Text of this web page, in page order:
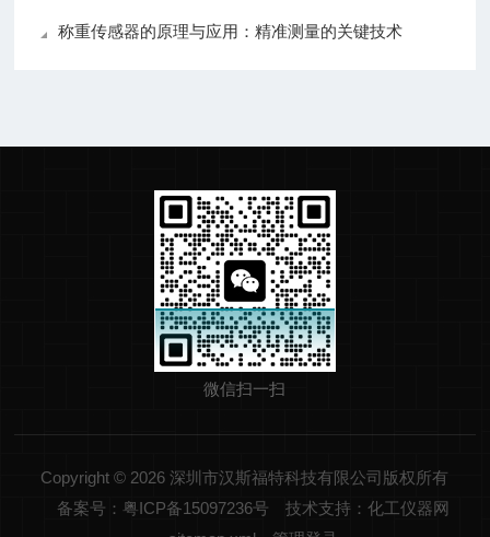
称重传感器的原理与应用：精准测量的关键技术
微信扫一扫
Copyright © 2026 深圳市汉斯福特科技有限公司版权所有
备案号：粤ICP备15097236号
技术支持：化工仪器网